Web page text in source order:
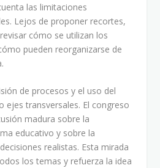
las limitaciones
Lejos de proponer recortes,
cómo se utilizan los
pueden reorganizarse de
de procesos y el uso del
ejes transversales. El congreso
madura sobre la
educativo y sobre la
realistas. Esta mirada
los temas y refuerza la idea